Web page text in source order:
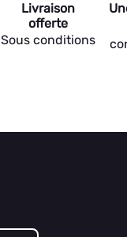
Livraison
offerte
Sous conditions